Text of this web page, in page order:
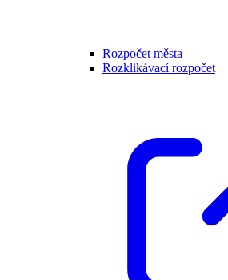
Rozpočet města
Rozklikávací rozpočet